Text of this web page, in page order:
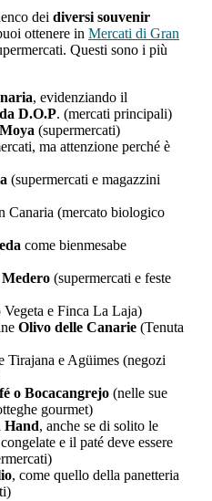
dei diversi souvenir
ottenere in Mercati di Gran
Questi sono i più
, evidenziando il
D.O.P. (mercati principali)
(supermercati)
ma attenzione perché è
(supermercati e magazzini
Canaria (mercato biologico
come bienmesabe
Medero (supermercati e feste
Vegeta e Finca La Laja)
Olivo delle Canarie (Tenuta
Tirajana e Agüimes (negozi
o Bocacangrejo (nelle sue
gourmet)
Hand, anche se di solito le
e il paté deve essere
, come quello della panetteria